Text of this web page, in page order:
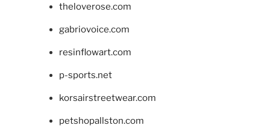
theloverose.com
gabriovoice.com
resinflowart.com
p-sports.net
korsairstreetwear.com
petshopallston.com